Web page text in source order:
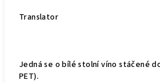
Translator
Jedná se o bílé stolní víno stáčené
PET).